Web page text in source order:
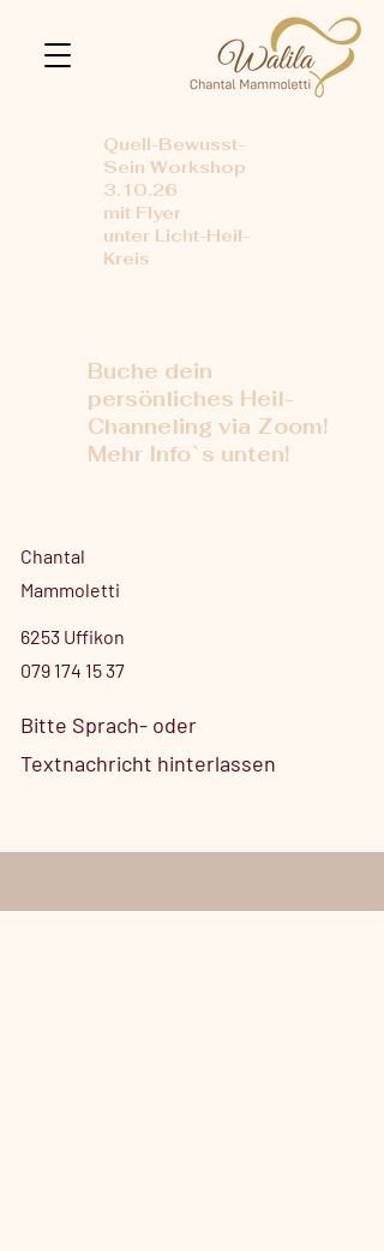
Chantal
Mammoletti
6253 Uffikon
079 174 15 37
Quell-Bewusst-
Sein Workshop
3.10.26
mit Flyer
unter Licht-Heil-
Kreis
Buche dein
persönliches Heil-
Channeling via Zoom!
Mehr Info`s unten!
Bitte Sprach- oder
Textnachricht hinterlassen